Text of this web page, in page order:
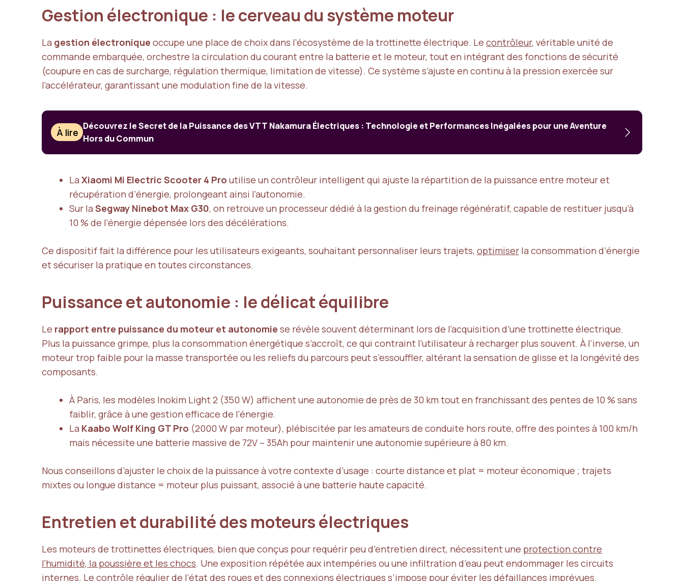
Gestion électronique : le cerveau du système moteur
La gestion électronique occupe une place de choix dans l’écosystème de la trottinette électrique. Le contrôleur, véritable unité de
commande embarquée, orchestre la circulation du courant entre la batterie et le moteur, tout en intégrant des fonctions de sécurité
(coupure en cas de surcharge, régulation thermique, limitation de vitesse). Ce système s’ajuste en continu à la pression exercée sur
l’accélérateur, garantissant une modulation fine de la vitesse.
À lire
Découvrez le Secret de la Puissance des VTT Nakamura Électriques : Technologie et Performances Inégalées pour une Aventure
Hors du Commun
La Xiaomi Mi Electric Scooter 4 Pro utilise un contrôleur intelligent qui ajuste la répartition de la puissance entre moteur et
récupération d’énergie, prolongeant ainsi l’autonomie.
Sur la Segway Ninebot Max G30, on retrouve un processeur dédié à la gestion du freinage régénératif, capable de restituer jusqu’à
10 % de l’énergie dépensée lors des décélérations.
Ce dispositif fait la différence pour les utilisateurs exigeants, souhaitant personnaliser leurs trajets, optimiser la consommation d’énergie
et sécuriser la pratique en toutes circonstances.
Puissance et autonomie : le délicat équilibre
Le rapport entre puissance du moteur et autonomie se révèle souvent déterminant lors de l’acquisition d’une trottinette électrique.
Plus la puissance grimpe, plus la consommation énergétique s’accroît, ce qui contraint l’utilisateur à recharger plus souvent. À l’inverse, un
moteur trop faible pour la masse transportée ou les reliefs du parcours peut s’essouffler, altérant la sensation de glisse et la longévité des
composants.
À Paris, les modèles Inokim Light 2 (350 W) affichent une autonomie de près de 30 km tout en franchissant des pentes de 10 % sans
faiblir, grâce à une gestion efficace de l’énergie.
La Kaabo Wolf King GT Pro (2000 W par moteur), plébiscitée par les amateurs de conduite hors route, offre des pointes à 100 km/h
mais nécessite une batterie massive de 72V – 35Ah pour maintenir une autonomie supérieure à 80 km.
Nous conseillons d’ajuster le choix de la puissance à votre contexte d’usage : courte distance et plat = moteur économique ; trajets
mixtes ou longue distance = moteur plus puissant, associé à une batterie haute capacité.
Entretien et durabilité des moteurs électriques
Les moteurs de trottinettes électriques, bien que conçus pour requérir peu d’entretien direct, nécessitent une protection contre
l’humidité, la poussière et les chocs. Une exposition répétée aux intempéries ou une infiltration d’eau peut endommager les circuits
internes. Le contrôle régulier de l’état des roues et des connexions électriques s’impose pour éviter les défaillances imprévues.